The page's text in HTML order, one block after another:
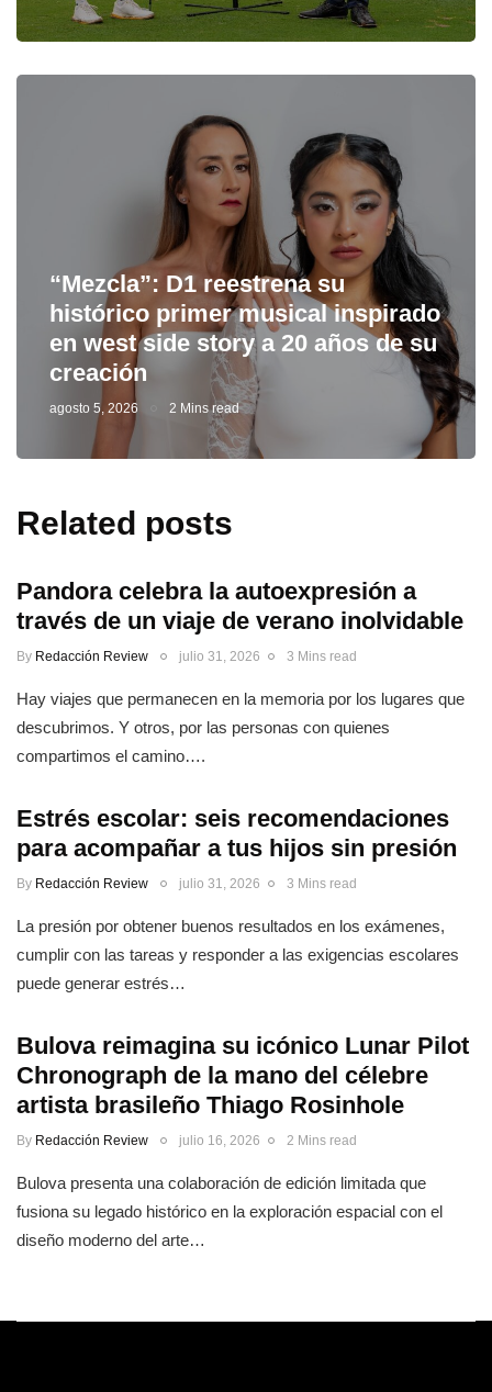
“Mezcla”: D1 reestrena su
histórico primer musical inspirado
en west side story a 20 años de su
creación
agosto 5, 2026 2 Mins read
Related posts
Pandora celebra la autoexpresión a
través de un viaje de verano inolvidable
By Redacción Review julio 31, 2026 3 Mins read
Hay viajes que permanecen en la memoria por los lugares que
descubrimos. Y otros, por las personas con quienes
compartimos el camino….
Estrés escolar: seis recomendaciones
para acompañar a tus hijos sin presión
By Redacción Review julio 31, 2026 3 Mins read
La presión por obtener buenos resultados en los exámenes,
cumplir con las tareas y responder a las exigencias escolares
puede generar estrés…
Bulova reimagina su icónico Lunar Pilot
Chronograph de la mano del célebre
artista brasileño Thiago Rosinhole
By Redacción Review julio 16, 2026 2 Mins read
Bulova presenta una colaboración de edición limitada que
fusiona su legado histórico en la exploración espacial con el
diseño moderno del arte…